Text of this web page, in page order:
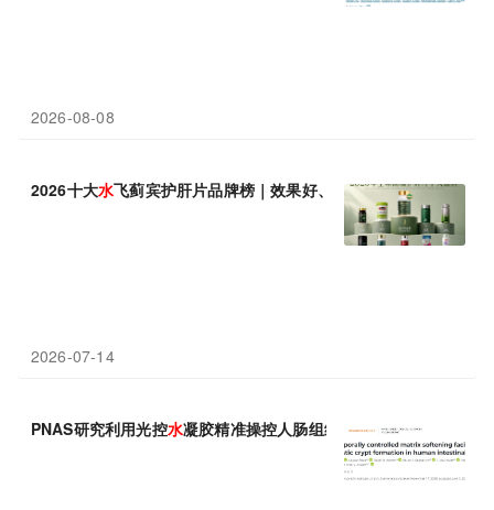
2026-08-08
2026十大水飞蓟宾护肝片品牌榜｜效果好、安全合规哪个牌子可
2026-07-14
PNAS研究利用光控水凝胶精准操控人肠组织形态